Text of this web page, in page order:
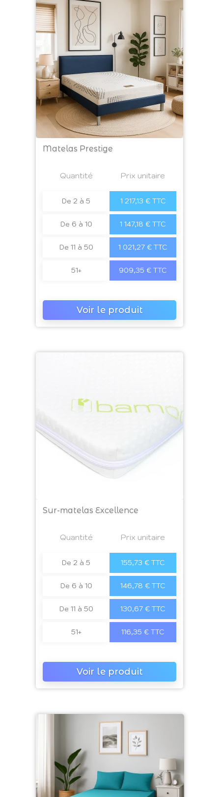
Matelas Prestige
Quantité Prix unitaire
De 2 à 5 1 217,13 € TTC
De 6 à 10 1 147,18 € TTC
De 11 à 50 1 021,27 € TTC
51+ 909,35 € TTC
Voir le produit
Sur-matelas Excellence
Quantité Prix unitaire
De 2 à 5 155,73 € TTC
De 6 à 10 146,78 € TTC
De 11 à 50 130,67 € TTC
51+ 116,35 € TTC
Voir le produit